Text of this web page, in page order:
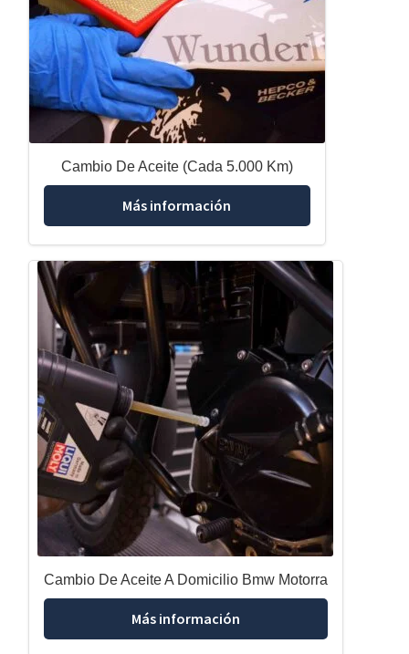
Cambio De Aceite (Cada 5.000 Km)
Más información
Cambio De Aceite A Domicilio Bmw Motorra
Más información